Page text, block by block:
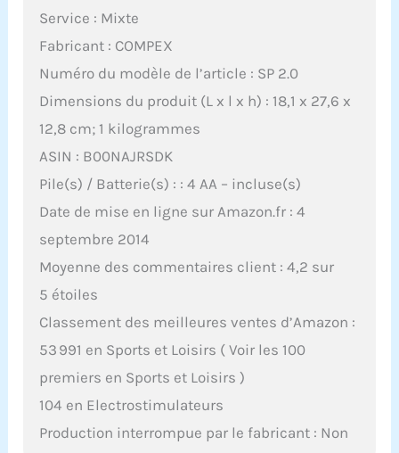
Service : Mixte
Fabricant : COMPEX
Numéro du modèle de l’article : SP 2.0
Dimensions du produit (L x l x h) : 18,1 x 27,6 x
12,8 cm; 1 kilogrammes
ASIN : B00NAJRSDK
Pile(s) / Batterie(s) : : 4 AA – incluse(s)
Date de mise en ligne sur Amazon.fr : 4
septembre 2014
Moyenne des commentaires client : 4,2 sur
5 étoiles
Classement des meilleures ventes d’Amazon :
53 991 en Sports et Loisirs ( Voir les 100
premiers en Sports et Loisirs )
104 en Electrostimulateurs
Production interrompue par le fabricant : Non